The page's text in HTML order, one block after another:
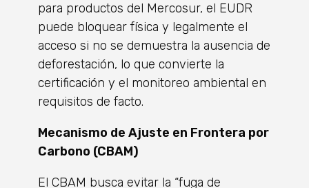
para productos del Mercosur, el EUDR
puede bloquear física y legalmente el
acceso si no se demuestra la ausencia de
deforestación, lo que convierte la
certificación y el monitoreo ambiental en
requisitos de facto.
Mecanismo de Ajuste en Frontera por
Carbono (CBAM)
El CBAM busca evitar la “fuga de